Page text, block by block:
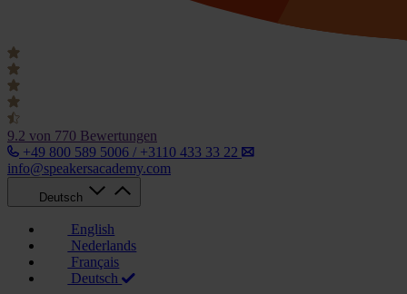
9.2 von 770 Bewertungen
+49 800 589 5006 / +3110 433 33 22
info@speakersacademy.com
Deutsch
English
Nederlands
Français
Deutsch